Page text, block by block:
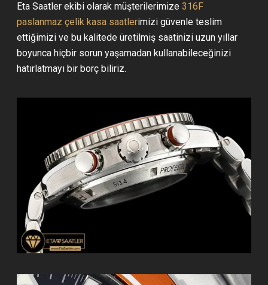
Eta Saatler ekibi olarak müşterilerimize316F
paslanmaz çelik kasa saatlerimizi güvenle teslim
ettiğimizi ve bu kalitede üretilmiş saatinizi uzun yıllar
boyunca hiçbir sorun yaşamadan kullanabileceğinizi
hatırlatmayı bir borç biliriz.